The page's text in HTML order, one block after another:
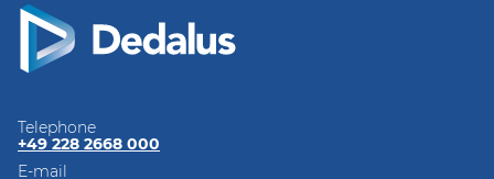
Telephone
+49 228 2668 000
E-mail